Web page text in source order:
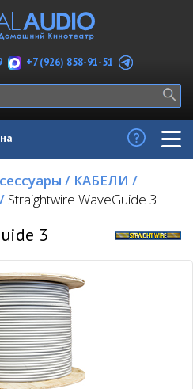
+7 (926) 858-91-51
/ КАБЕЛИ /
/ Straightwire WaveGuide 3
3